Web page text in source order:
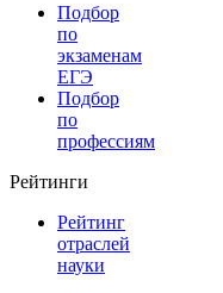
Подбор
по
экзаменам
ЕГЭ
Подбор
по
профессиям
Рейтинги
Рейтинг
отраслей
науки